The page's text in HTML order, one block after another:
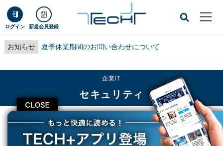
ログイン 新規会員登録
お知らせ 夏季休業期間のお問い合わせについて
CLOSE
企業IT
セキュリティ
TECH+ 企業IT
セキュリティ
水道会社にサイバー攻撃、ただし身代金の請求先を間違えた可能性